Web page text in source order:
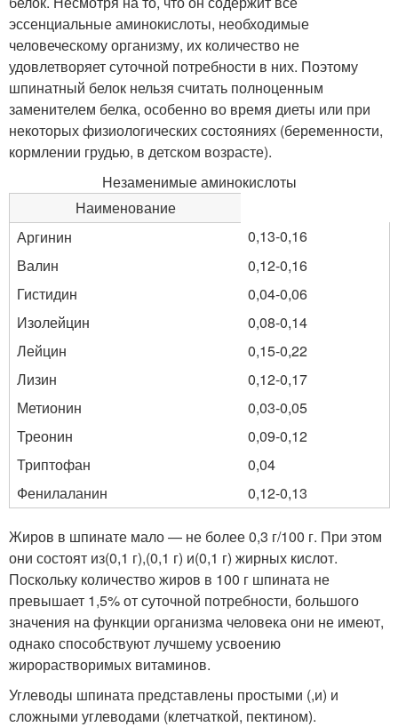
эссенциальные аминокислоты, необходимые
человеческому организму, их количество не
удовлетворяет суточной потребности в них. Поэтому
шпинатный белок нельзя считать полноценным
заменителем белка, особенно во время диеты или при
некоторых физиологических состояниях (беременности,
кормлении грудью, в детском возрасте).
Незаменимые аминокислоты
Наименование
Аргинин
0,13-0,16
Валин
0,12-0,16
Гистидин
0,04-0,06
Изолейцин
0,08-0,14
Лейцин
0,15-0,22
Лизин
0,12-0,17
Метионин
0,03-0,05
Треонин
0,09-0,12
Триптофан
0,04
Фенилаланин
0,12-0,13
Жиров в шпинате мало — не более 0,3 г/100 г. При этом
они состоят из(0,1 г),(0,1 г) и(0,1 г) жирных кислот.
Поскольку количество жиров в 100 г шпината не
превышает 1,5% от суточной потребности, большого
значения на функции организма человека они не имеют,
однако способствуют лучшему усвоению
жирорастворимых витаминов.
Углеводы шпината представлены простыми (,и) и
сложными углеводами (клетчаткой, пектином).